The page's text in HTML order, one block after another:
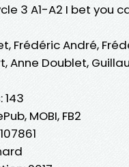
3 A1-A2 I bet you
Frédéric André,
Anne Doublet,
143
MOBI, FB2